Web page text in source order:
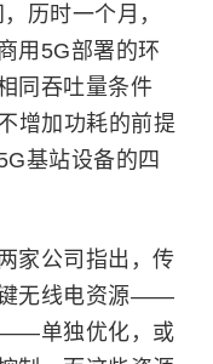
历时一个月，
用5G部署的环
同吞吐量条件
增加功耗的前提
基站设备的四
家公司指出，传
键无线电资源——
——单独优化，或